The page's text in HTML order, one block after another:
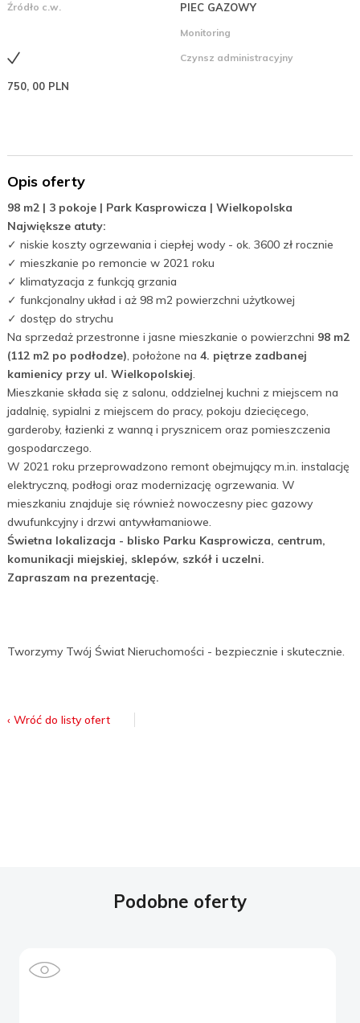
Źródło c.w. PIEC GAZOWY
Monitoring
Czynsz administracyjny
750, 00 PLN
Opis oferty
98 m2 | 3 pokoje | Park Kasprowicza | Wielkopolska
Największe atuty:
✓ niskie koszty ogrzewania i ciepłej wody - ok. 3600 zł rocznie
✓ mieszkanie po remoncie w 2021 roku
✓ klimatyzacja z funkcją grzania
✓ funkcjonalny układ i aż 98 m2 powierzchni użytkowej
✓ dostęp do strychu
Na sprzedaż przestronne i jasne mieszkanie o powierzchni 98 m2
(112 m2 po podłodze), położone na 4. piętrze zadbanej
kamienicy przy ul. Wielkopolskiej.
Mieszkanie składa się z salonu, oddzielnej kuchni z miejscem na
jadalnię, sypialni z miejscem do pracy, pokoju dziecięcego,
garderoby, łazienki z wanną i prysznicem oraz pomieszczenia
gospodarczego.
W 2021 roku przeprowadzono remont obejmujący m.in. instalację
elektryczną, podłogi oraz modernizację ogrzewania. W
mieszkaniu znajduje się również nowoczesny piec gazowy
dwufunkcyjny i drzwi antywłamaniowe.
Świetna lokalizacja - blisko Parku Kasprowicza, centrum,
komunikacji miejskiej, sklepów, szkół i uczelni.
Zapraszam na prezentację.
Tworzymy Twój Świat Nieruchomości - bezpiecznie i skutecznie.
‹ Wróć do listy ofert
Podobne oferty